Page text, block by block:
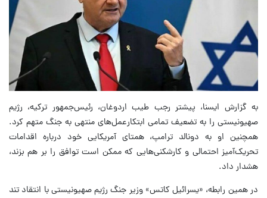
به گزارش ایسنا، پیشتر رجب طیب اردوغان، رئیس‌جمهور ترکیه، رژیم
صهیونیستی را به تضعیف تمامی ابتکارعمل‌های منتهی به جنگ متهم کرد.
همچنین او به دونالد ترامپ، همتای آمریکایی خود درباره اقدامات
تحریک‌آمیز احتمالی و کارشکنی‌هایی که ممکن است توافق را بر هم بزند،
هشدار داد.
در همین رابطه، «یسرائیل کاتس» وزیر جنگ رژیم صهیونیستی با انتقاد تند